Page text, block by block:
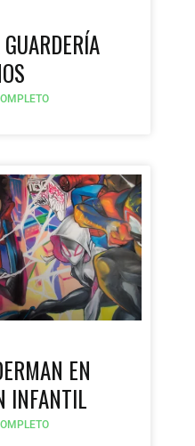
EN
INFANTIL